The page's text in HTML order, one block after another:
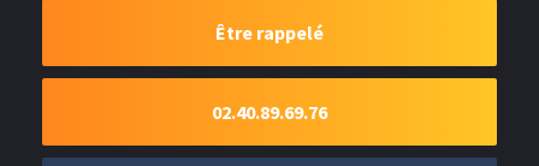
Être rappelé
02.40.89.69.76